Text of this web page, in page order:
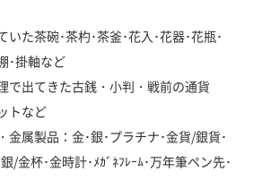
いた茶碗･茶杓･茶釜･花入･花器･花瓶･
･掛軸など
で出てきた古銭・小判・戦前の通貨
トなど
金属製品：金･銀･プラチナ･金貨/銀貨･
/金杯･金時計･ﾒｶﾞﾈﾌﾚｰﾑ･万年筆ペン先･